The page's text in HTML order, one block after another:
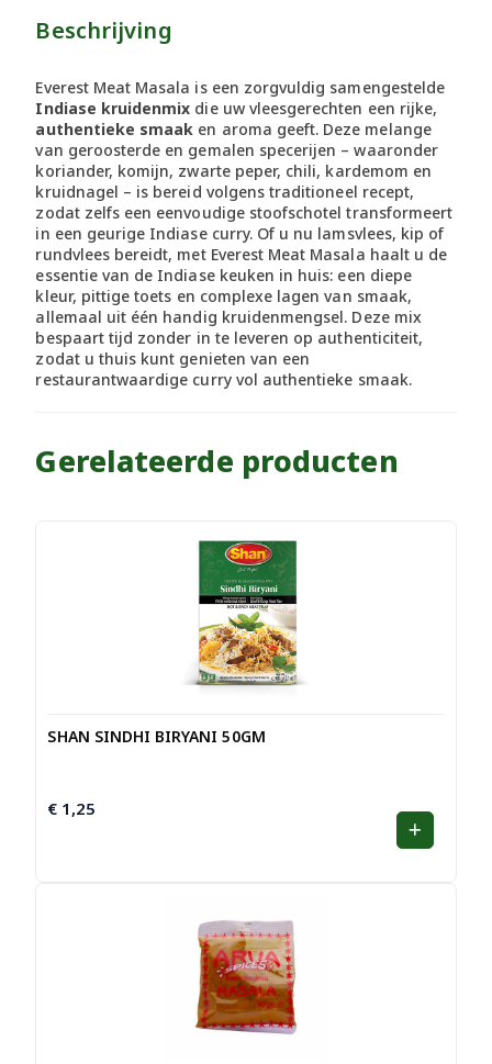
Beschrijving
Everest Meat Masala is een zorgvuldig samengestelde
Indiase kruidenmix die uw vleesgerechten een rijke,
authentieke smaak en aroma geeft. Deze melange
van geroosterde en gemalen specerijen – waaronder
koriander, komijn, zwarte peper, chili, kardemom en
kruidnagel – is bereid volgens traditioneel recept,
zodat zelfs een eenvoudige stoofschotel transformeert
in een geurige Indiase curry. Of u nu lamsvlees, kip of
rundvlees bereidt, met Everest Meat Masala haalt u de
essentie van de Indiase keuken in huis: een diepe
kleur, pittige toets en complexe lagen van smaak,
allemaal uit één handig kruidenmengsel. Deze mix
bespaart tijd zonder in te leveren op authenticiteit,
zodat u thuis kunt genieten van een
restaurantwaardige curry vol authentieke smaak.
Gerelateerde producten
SHAN SINDHI BIRYANI 50GM
€ 1,25